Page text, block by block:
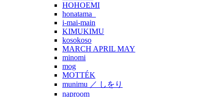
HOHOEMI
honatama_
i-mai-main
KIMUKIMU
kosokoso
MARCH APRIL MAY
minomi
mog
MOTTÉK
munimu ／ しをり
naproom